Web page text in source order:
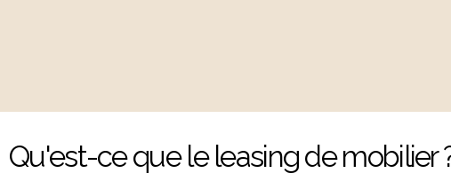
Qu'est-ce que le leasing de mobilier